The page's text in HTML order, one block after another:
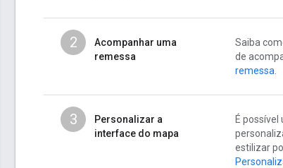
2
Acompanhar uma
remessa
Saiba
de
remessa
3
Personalizar a
interface do mapa
É
estilizar